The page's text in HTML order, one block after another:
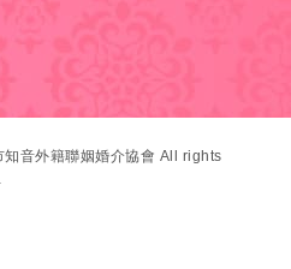
音外籍聯姻婚介協會 All rights